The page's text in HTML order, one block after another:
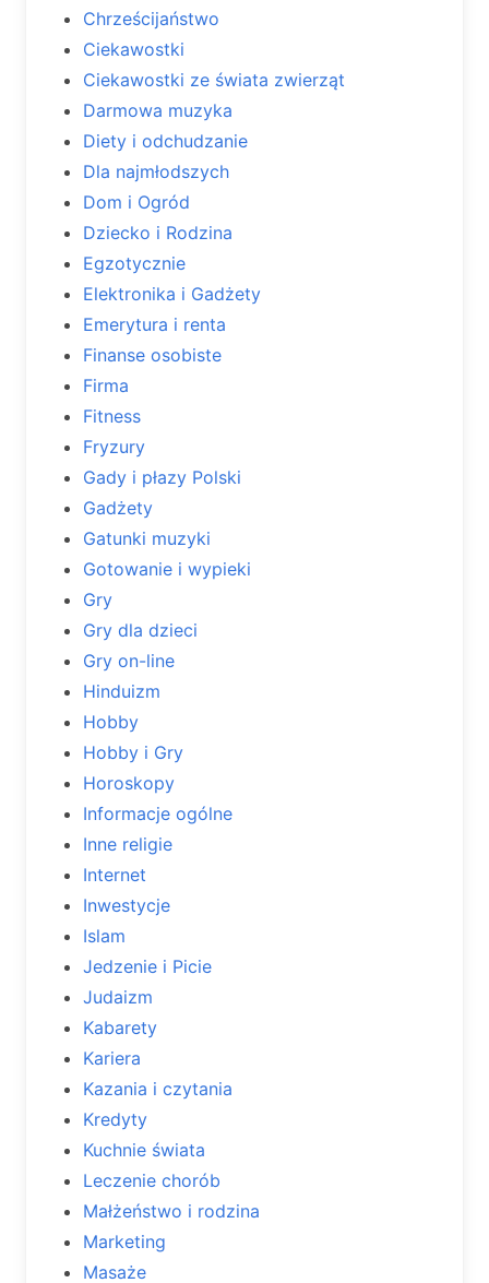
Chrześcijaństwo
Ciekawostki
Ciekawostki ze świata zwierząt
Darmowa muzyka
Diety i odchudzanie
Dla najmłodszych
Dom i Ogród
Dziecko i Rodzina
Egzotycznie
Elektronika i Gadżety
Emerytura i renta
Finanse osobiste
Firma
Fitness
Fryzury
Gady i płazy Polski
Gadżety
Gatunki muzyki
Gotowanie i wypieki
Gry
Gry dla dzieci
Gry on-line
Hinduizm
Hobby
Hobby i Gry
Horoskopy
Informacje ogólne
Inne religie
Internet
Inwestycje
Islam
Jedzenie i Picie
Judaizm
Kabarety
Kariera
Kazania i czytania
Kredyty
Kuchnie świata
Leczenie chorób
Małżeństwo i rodzina
Marketing
Masaże